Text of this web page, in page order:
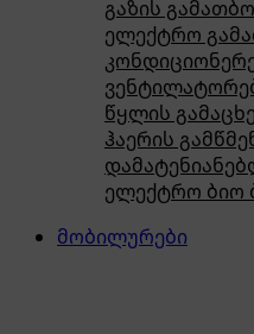
გაზის
ელექტრო
წყლის
ჰაერის
ელექტრო ბიო
მობილურები